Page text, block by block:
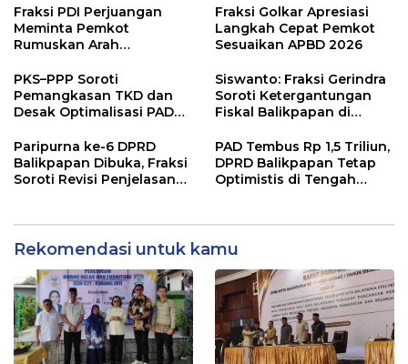
Pengawasan Belanja
Modal
Fraksi PDI Perjuangan
Meminta Pemkot
Rumuskan Arah
Terukur sebagai
Penyangga IKN
Fraksi Golkar Apresiasi
Langkah Cepat Pemkot
Sesuaikan APBD 2026
PKS–PPP Soroti
Pemangkasan TKD dan
Desak Optimalisasi PAD
Balikpapan 2026
Siswanto: Fraksi Gerindra
Soroti Ketergantungan
Fiskal Balikpapan di
Paripurna ke-6 DPRD
Balikpapan Dibuka, Fraksi
Soroti Revisi Penjelasan
PAD Tembus Rp 1,5 Triliun,
DPRD Balikpapan Tetap
Optimistis di Tengah
Rekomendasi untuk kamu